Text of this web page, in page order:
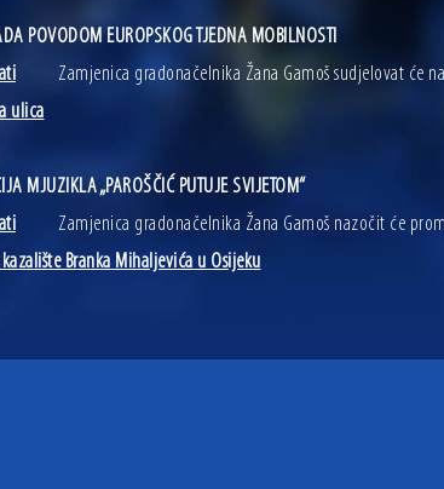
POVODOM EUROPSKOG TJEDNA MOBILNOSTI
Zamjenica gradonačelnika Žana Gamoš sudjelovat će
ulica
MJUZIKLA „PAROŠČIĆ PUTUJE SVIJETOM“
Zamjenica gradonačelnika Žana Gamoš nazočit će
Branka Mihaljevića u Osijeku